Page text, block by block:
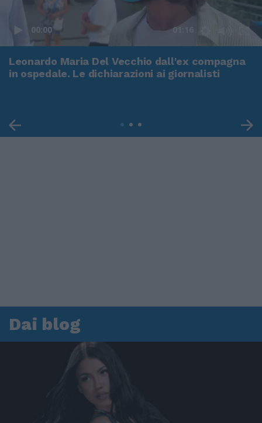
00:00 01:16
Leonardo Maria Del Vecchio dall'ex compagna
in ospedale. Le dichiarazioni ai giornalisti
Dai blog